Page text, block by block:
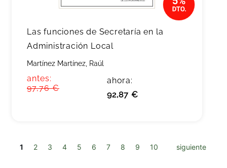
Las funciones de Secretaría en la
Administración Local
Martínez Martínez, Raúl
antes:
97,76 €
ahora:
92,87 €
1 2 3 4 5 6 7 8 9 10 siguiente